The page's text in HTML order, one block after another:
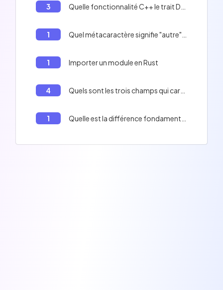
3
1
1 Importer un module en Rust
4
1